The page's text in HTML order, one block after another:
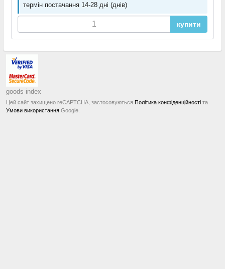
термін постачання 14-28 дні (днів)
купити
goods index
Цей сайт захищено reCAPTCHA, застосовуються Політика конфіденційності та
Умови використання Google.